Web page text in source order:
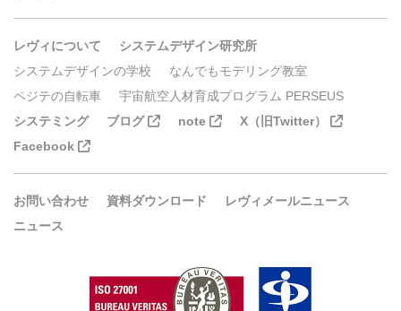
レヴィについて
システムデザイン研究所
システムデザインの学校
なんでもモデリング教室
ペジテの自転車
宇宙航空人材育成プログラム PERSEUS
システミング
ブログ note
X（旧Twitter）
Facebook
お問い合わせ 資料ダウンロード
レヴィメールニュース
ニュース